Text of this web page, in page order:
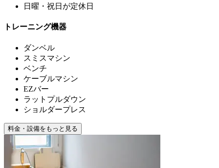
日曜・祝日が定休日
トレーニング機器
ダンベル
スミスマシン
ベンチ
ケーブルマシン
EZバー
ラットプルダウン
ショルダープレス
料金・設備をもっと見る